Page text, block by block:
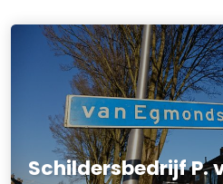
Schildersbedrijf P.